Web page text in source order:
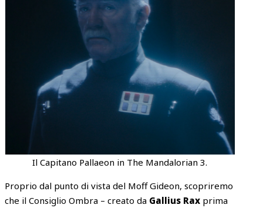
Il Capitano Pallaeon in The Mandalorian 3.
Proprio dal punto di vista del Moff Gideon, scopriremo
che il Consiglio Ombra – creato da Gallius Rax prima